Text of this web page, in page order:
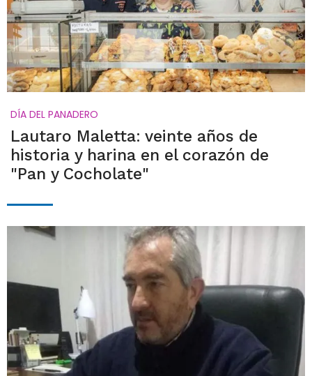
DÍA DEL PANADERO
Lautaro Maletta: veinte años de
historia y harina en el corazón de
"Pan y Cocholate"